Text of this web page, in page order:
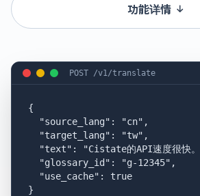
功能详情
POST /v1/translate
{
  "source_lang": "cn",
  "target_lang": "tw",
"text": "Cistate的API速度很快
  "glossary_id": "g-12345",
  "use_cache": true
}